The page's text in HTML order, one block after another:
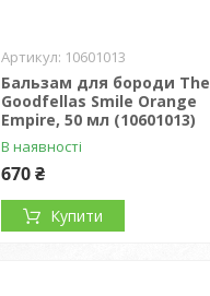
10601013
Бальзам для бороди The
Goodfellas Smile Orange
Empire, 50 мл (10601013)
В наявності
670 ₴
Купити